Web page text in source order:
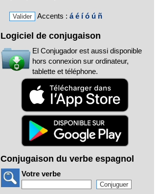
Accents : á é í ó ú ñ
Logiciel de conjugaison
El Conjugador est aussi disponible
hors connexion sur ordinateur,
tablette et téléphone.
Conjugaison du verbe espagnol
Votre verbe